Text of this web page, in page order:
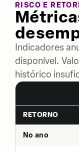
RISCO E
Indicadores
disponível.
histórico
RETORNO
No ano